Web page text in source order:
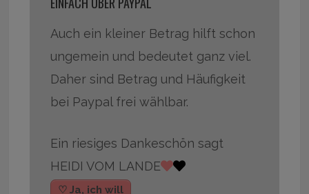
Auch ein kleiner Betrag hilft schon
ungemein und bedeutet ganz viel.
Daher sind Betrag und Häufigkeit
bei Paypal frei wählbar.
Ein riesiges Dankeschön sagt
HEIDI VOM LANDE
♡ Ja, ich will